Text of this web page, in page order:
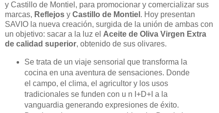
y Castillo de Montiel, para promocionar y comercializar sus
marcas, Reflejos y Castillo de Montiel . Hoy presentan
SAVIO la nueva creación, surgida de la unión de ambas con
un objetivo: sacar a la luz el Aceite de Oliva Virgen Extra
de calidad superior, obtenido de sus olivares.
Se trata de un viaje sensorial que transforma la
cocina en una aventura de sensaciones. Donde
el campo, el clima, el agricultor y los usos
tradicionales se funden con u n I+D+I a la
vanguardia generando expresiones de éxito.